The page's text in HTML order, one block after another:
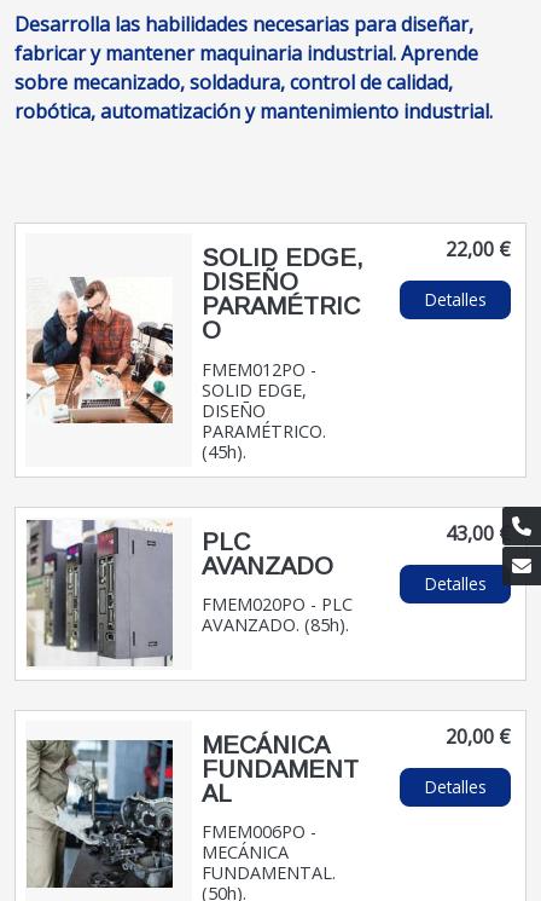
Desarrolla las habilidades necesarias para diseñar,
fabricar y mantener maquinaria industrial. Aprende
sobre mecanizado, soldadura, control de calidad,
robótica, automatización y mantenimiento industrial.
SOLID EDGE,
DISEÑO
PARAMÉTRIC
O
FMEM012PO -
SOLID EDGE,
DISEÑO
PARAMÉTRICO.
(45h).
22,00 €
Detalles
PLC
AVANZADO
FMEM020PO - PLC
AVANZADO. (85h).
43,00 €
Detalles
MECÁNICA
FUNDAMENT
AL
FMEM006PO -
MECÁNICA
FUNDAMENTAL.
(50h).
20,00 €
Detalles